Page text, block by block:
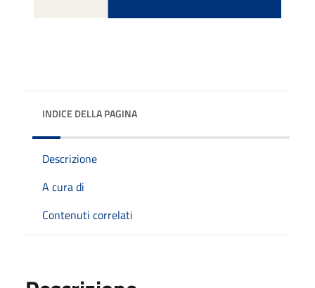
INDICE DELLA PAGINA
Descrizione
A cura di
Contenuti correlati